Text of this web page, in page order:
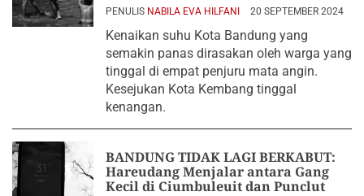
PENULIS NABILA EVA HILFANI 20 SEPTEMBER 2024
Kenaikan suhu Kota Bandung yang
semakin panas dirasakan oleh warga yang
tinggal di empat penjuru mata angin.
Kesejukan Kota Kembang tinggal
kenangan.
BANDUNG TIDAK LAGI BERKABUT:
Hareudang Menjalar antara Gang
Kecil di Ciumbuleuit dan Punclut